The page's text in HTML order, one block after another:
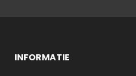
INFORMATIE